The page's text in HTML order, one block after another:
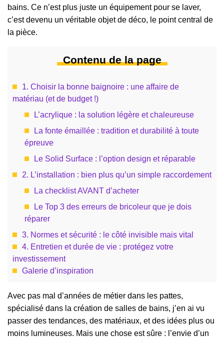
bains. Ce n’est plus juste un équipement pour se laver,
c’est devenu un véritable objet de déco, le point central de
la pièce.
Contenu de la page
1. Choisir la bonne baignoire : une affaire de
matériau (et de budget !)
L’acrylique : la solution légère et chaleureuse
La fonte émaillée : tradition et durabilité à toute
épreuve
Le Solid Surface : l’option design et réparable
2. L’installation : bien plus qu’un simple raccordement
La checklist AVANT d’acheter
Le Top 3 des erreurs de bricoleur que je dois
réparer
3. Normes et sécurité : le côté invisible mais vital
4. Entretien et durée de vie : protégez votre
investissement
Galerie d’inspiration
Avec pas mal d’années de métier dans les pattes,
spécialisé dans la création de salles de bains, j’en ai vu
passer des tendances, des matériaux, et des idées plus ou
moins lumineuses. Mais une chose est sûre : l’envie d’un